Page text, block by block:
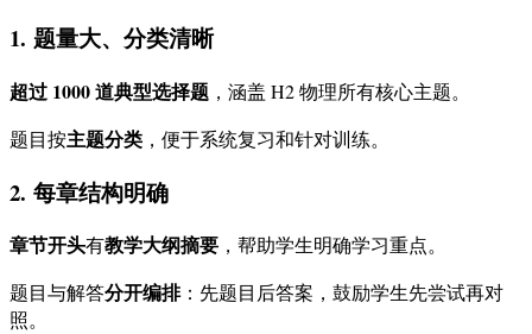
1. 题量大、分类清晰
超过 1000 道典型选择题 ，涵盖 H2 物理所有核心主题。
题目按主题分类 ，便于系统复习和针对训练。
2. 每章结构明确
章节开头有教学大纲摘要 ，帮助学生明确学习重点。
题目与解答分开编排：先题目后答案，鼓励学生先尝试再对
照。